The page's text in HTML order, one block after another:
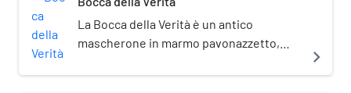
La Bocca della Verità è un antico
mascherone in marmo pavonazzetto,
parete del pronao della chiesa di Santa
navigate_next